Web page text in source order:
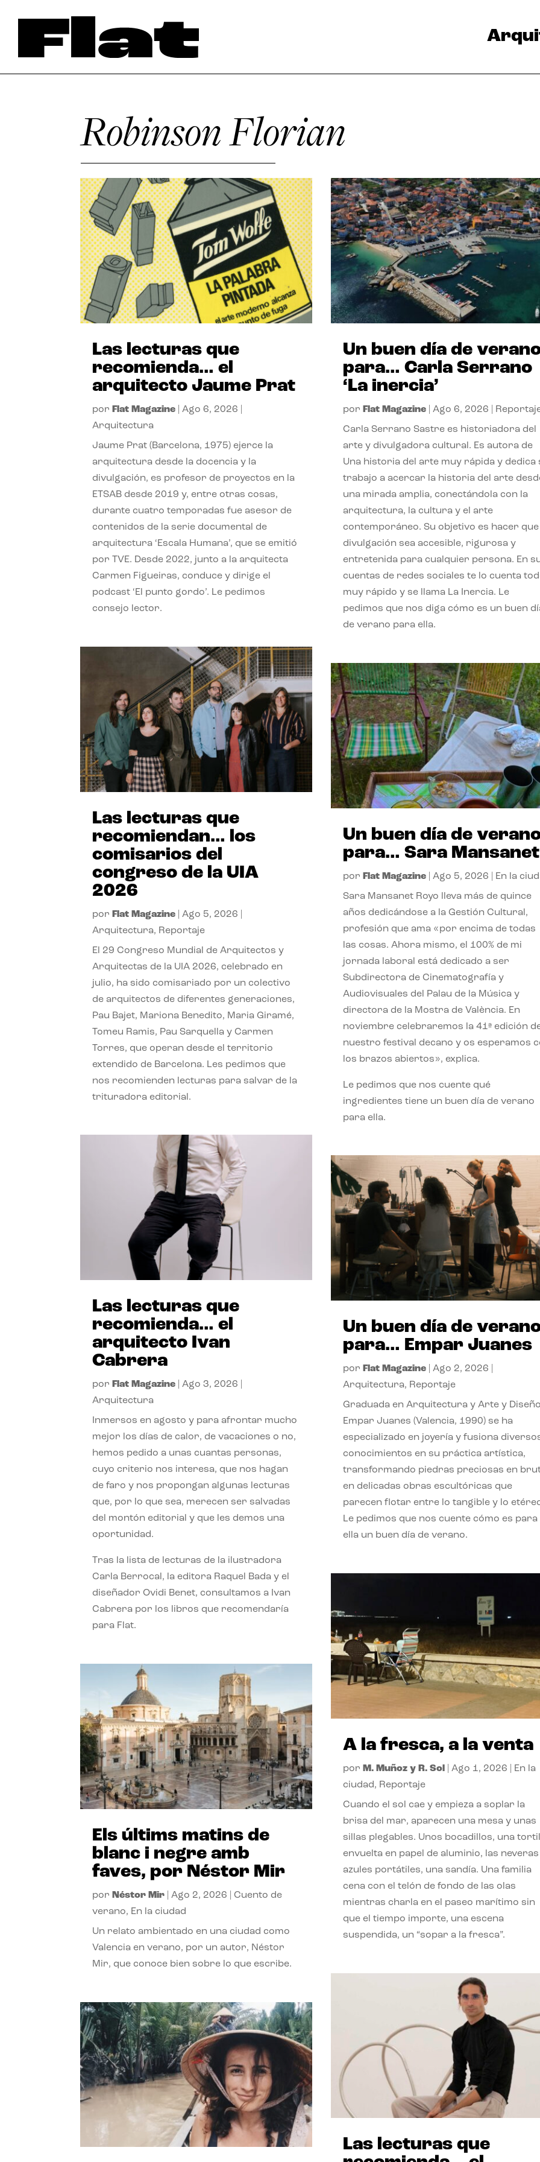
Robinson Florian
Las lecturas que
recomienda… el
arquitecto Jaume Prat
por Flat Magazine |Ago 6, 2026
Arquitectura
Jaume Prat (Barcelona, 1975) ejerce la
arquitectura desde la docencia y la
divulgación, es profesor de proyectos en la
ETSAB desde 2019 y, entre otras cosas,
durante cuatro temporadas fue asesor de
contenidos de la serie documental de
arquitectura ‘Escala Humana’, que se emitió
por TVE. Desde 2022, junto a la arquitecta
Carmen Figueiras, conduce y dirige el
podcast ‘El punto gordo’. Le pedimos
consejo lector.
Las lecturas que
recomiendan… los
comisarios del
congreso de la UIA
2026
por Flat Magazine |Ago 5, 2026
Arquitectura, Reportaje
El 29 Congreso Mundial de Arquitectos y
Arquitectas de la UIA 2026, celebrado en
julio, ha sido comisariado por un colectivo
de arquitectos de diferentes generaciones,
Pau Bajet, Mariona Benedito, Maria Giramé,
Tomeu Ramis, Pau Sarquella y Carmen
Torres, que operan desde el territorio
extendido de Barcelona. Les pedimos que
nos recomienden lecturas para salvar de la
trituradora editorial.
Las lecturas que
recomienda… el
arquitecto Ivan
Cabrera
por Flat Magazine |Ago 3, 2026
Arquitectura
Inmersos en agosto y para afrontar mucho
mejor los días de calor, de vacaciones o no,
hemos pedido a unas cuantas personas,
cuyo criterio nos interesa, que nos hagan
de faro y nos propongan algunas lecturas
que, por lo que sea, merecen ser salvadas
del montón editorial y que les demos una
oportunidad.
Tras la lista de lecturas de la ilustradora
Carla Berrocal, la editora Raquel Bada y el
diseñador Ovidi Benet, consultamos a Ivan
Cabrera por los libros que recomendaría
para Flat.
Els últims matins de
blanc i negre amb
faves, por Néstor Mir
por Néstor Mir |Ago 2, 2026 |Cuento de
verano, En la ciudad
Un relato ambientado en una ciudad como
Valencia en verano, por un autor, Néstor
Mir, que conoce bien sobre lo que escribe.
Un buen día de
para… Carla Serrano
‘La inercia’
por Flat Magazine| Ago 6, 2026
Carla Serrano Sastre es historiadora del
arte y divulgadora cultural. Es autora de
Una historia del arte muy rápida y dedica
trabajo a acercar la historia del arte
una mirada amplia, conectándola con la
arquitectura, la cultura y el arte
contemporáneo. Su objetivo es hacer que
divulgación sea accesible, rigurosa y
entretenida para cualquier persona. En
cuentas de redes sociales te lo cuenta
muy rápido y se llama La Inercia. Le
pedimos que nos diga cómo es un buen
de verano para ella.
Un buen día de
para… Sara Mansanet
por Flat Magazine| Ago 5, 2026 En la
Sara Mansanet Royo lleva más de quince
años dedicándose a la Gestión Cultural,
profesión que ama «por encima de todas
las cosas. Ahora mismo, el 100% de mi
jornada laboral está dedicado a ser
Subdirectora de Cinematografía y
Audiovisuales del Palau de la Música y
directora de la Mostra de València. En
noviembre celebraremos la 41ª edición
nuestro festival decano y os esperamos
los brazos abiertos», explica.
Le pedimos que nos cuente qué
ingredientes tiene un buen día de verano
para ella.
Un buen día de
para… Empar Juanes
por Flat Magazine| Ago 2, 2026
Arquitectura, Reportaje
Graduada en Arquitectura y Arte y
Empar Juanes (Valencia, 1990) se ha
especializado en joyería y fusiona
conocimientos en su práctica artística,
transformando piedras preciosas en
en delicadas obras escultóricas que
parecen flotar entre lo tangible y lo
Le pedimos que nos cuente cómo es para
ella un buen día de verano.
A la fresca, a la venta
por M. Muñoz y R. Sol Ago 1, 2026
En la
ciudad, Reportaje
Cuando el sol cae y empieza a soplar la
brisa del mar, aparecen una mesa y unas
sillas plegables. Unos bocadillos, una
envuelta en papel de aluminio, las neveras
azules portátiles, una sandía. Una familia
cena con el telón de fondo de las olas
mientras charla en el paseo marítimo sin
que el tiempo importe, una escena
suspendida, un “sopar a la fresca”.
Las lecturas que